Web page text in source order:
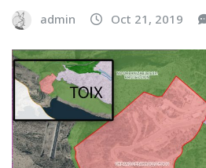
admin Oct 21, 2019